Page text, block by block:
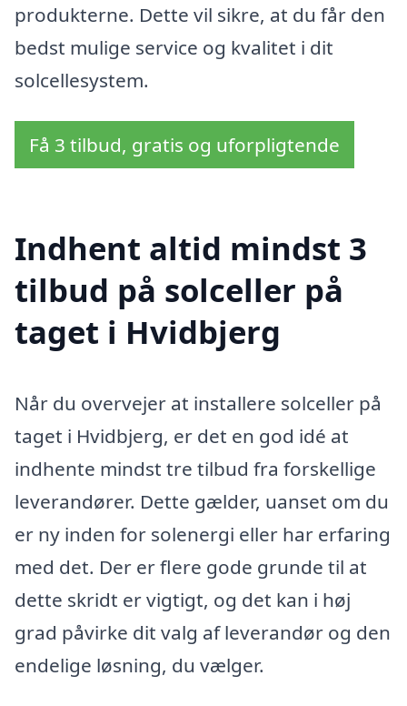
produkterne. Dette vil sikre, at du får den
bedst mulige service og kvalitet i dit
solcellesystem.
Få 3 tilbud, gratis og uforpligtende
Indhent altid mindst 3
tilbud på solceller på
taget i Hvidbjerg
Når du overvejer at installere solceller på
taget i Hvidbjerg, er det en god idé at
indhente mindst tre tilbud fra forskellige
leverandører. Dette gælder, uanset om du
er ny inden for solenergi eller har erfaring
med det. Der er flere gode grunde til at
dette skridt er vigtigt, og det kan i høj
grad påvirke dit valg af leverandør og den
endelige løsning, du vælger.